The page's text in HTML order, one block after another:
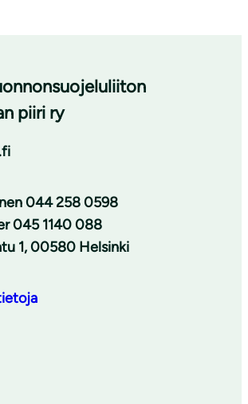
piiri ry
044 258 0598
045 1140 088
1, 00580 Helsinki